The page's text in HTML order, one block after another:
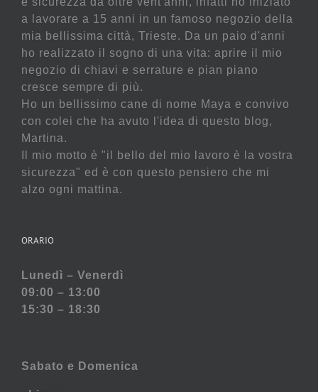
a lavorare a 15 anni in un famoso negozio della
mia bellissima città, Trieste. Da un paio d'anni
ho realizzato il sogno di una vita: aprire il mio
negozio di chiavi e serrature e pian piano
cresce sempre di più.
Ho un bellissimo cane di nome Maya e convivo
con colei che ha avuto l'idea di questo blog,
Martina.
Il mio motto è "il bello del mio lavoro è la vostra
sicurezza" ed è con questo pensiero che mi
alzo ogni mattina.
ORARIO
Lunedì – Venerdì
09:00 – 13:00
15:30 – 18:30
Sabato e Domenica